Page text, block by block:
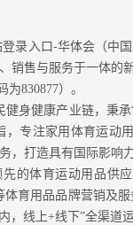
录入口-华体会（中
销售与服务于一体的
830877）。
健身健康产业链，秉
，专注家用体育运动
，打造具有国际影响
的体育运动用品供
体育用品品牌营销及
，线上+线下”全渠道运